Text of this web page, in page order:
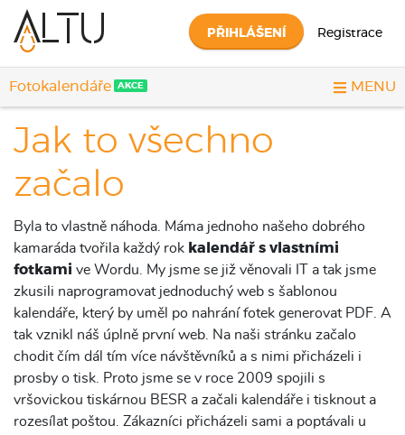
PŘIHLÁŠENÍ Registrace
Fotokalendáře AKCE MENU
Jak to všechno
začalo
Byla to vlastně náhoda. Máma jednoho našeho dobrého
kamaráda tvořila každý rok kalendář s vlastními
fotkami ve Wordu. My jsme se již věnovali IT a tak jsme
zkusili naprogramovat jednoduchý web s šablonou
kalendáře, který by uměl po nahrání fotek generovat PDF. A
tak vznikl náš úplně první web. Na naši stránku začalo
chodit čím dál tím více návštěvníků a s nimi přicházeli i
prosby o tisk. Proto jsme se v roce 2009 spojili s
vršovickou tiskárnou BESR a začali kalendáře i tisknout a
rozesílat poštou. Zákazníci přicházeli sami a poptávali u